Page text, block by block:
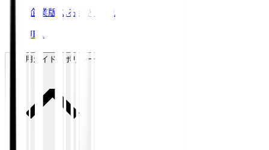
企業版ふるさと納税
JFA
ご利用ガイド・ポリシー